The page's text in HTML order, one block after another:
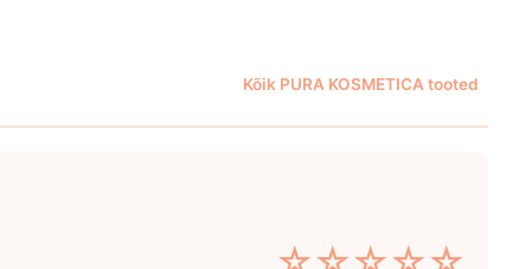
Kõik PURA KOSMETICA tooted